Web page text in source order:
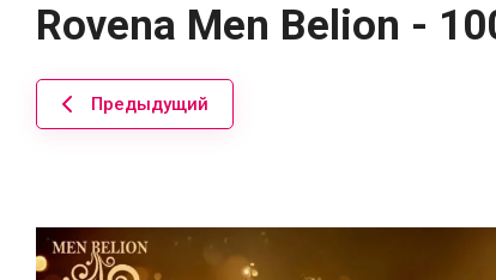
Rovena Men Belion -
Предыдущий